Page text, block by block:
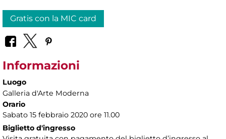
Gratis con la MIC card
Informazioni
Luogo
Galleria d'Arte Moderna
Orario
Sabato 15 febbraio 2020 ore 11.00
Biglietto d'ingresso